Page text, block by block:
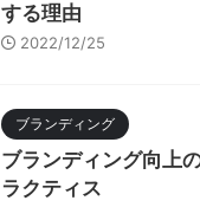
する理由
2022/12/25
ブランディング
ブランディング向上
ラクティス